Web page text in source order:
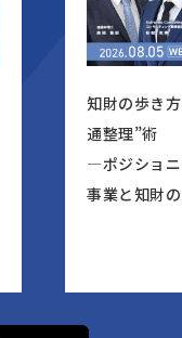
知財の歩き
通整理”術
―ポジショ
事業と知財